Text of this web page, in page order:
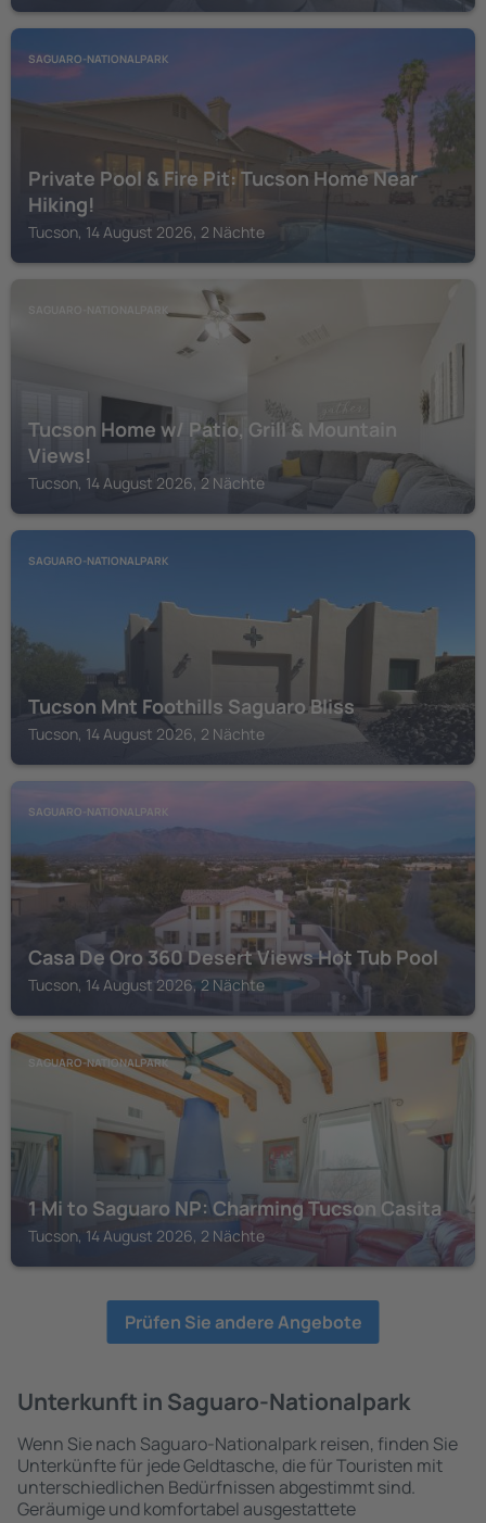
SAGUARO-NATIONALPARK
Private Pool & Fire Pit: Tucson Home Near
Hiking!
Tucson, 14 August 2026, 2 Nächte
Tucson Home w/ Patio, Grill & Mountain
Views!
Tucson, 14 August 2026, 2 Nächte
SAGUARO-NATIONALPARK
Tucson Mnt Foothills Saguaro Bliss
Tucson, 14 August 2026, 2 Nächte
SAGUARO-NATIONALPARK
Casa De Oro 360 Desert Views Hot Tub Pool
Tucson, 14 August 2026, 2 Nächte
SAGUARO-NATIONALPARK
1 Mi to Saguaro NP: Charming Tucson Casita
Tucson, 14 August 2026, 2 Nächte
Prüfen Sie andere Angebote
Unterkunft in Saguaro-Nationalpark
Wenn Sie nach Saguaro-Nationalpark reisen, finden Sie
Unterkünfte für jede Geldtasche, die für Touristen mit
unterschiedlichen Bedürfnissen abgestimmt sind.
Geräumige und komfortabel ausgestattete